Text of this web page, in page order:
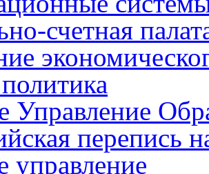
счетная
Управление
перепись
управление